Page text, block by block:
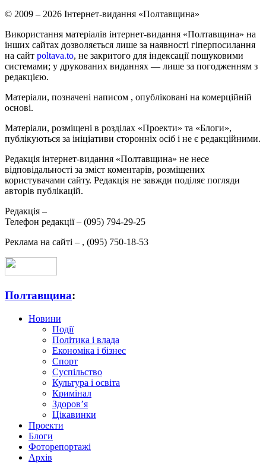
© 2009 – 2026 Інтернет-видання «Полтавщина»
Використання матеріалів інтернет-видання «Полтавщина» на
інших сайтах дозволяється лише за наявності гіперпосилання
на сайт poltava.to, не закритого для індексації пошуковими
системами; у друкованих виданнях — лише за погодженням з
редакцією.
Матеріали, позначені написом , опубліковані на комерційній
основі.
Матеріали, розміщені в розділах «Проекти» та «Блоги»,
публікуються за ініціативи сторонніх осіб і не є редакційними.
Редакція інтернет-видання «Полтавщина» не несе
відповідальності за зміст коментарів, розміщених
користувачами сайту. Редакція не завжди поділяє погляди
авторів публікацій.
Редакція –
Телефон редакції – (095) 794-29-25
Реклама на сайті – , (095) 750-18-53
Полтавщина:
Новини
Події
Політика і влада
Економіка і бізнес
Спорт
Суспільство
Культура і освіта
Кримінал
Здоров’я
Цікавинки
Проекти
Блоги
Фоторепортажі
Архів